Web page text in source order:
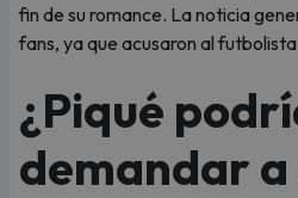
fin de su romance. La noticia
fans, ya que acusaron al
¿Piqué
demandar